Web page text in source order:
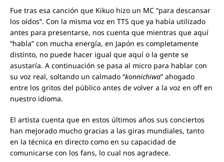
Fue tras esa canción que Kikuo hizo un MC “para descansar
los oídos”. Con la misma voz en TTS que ya había utilizado
antes para presentarse, nos cuenta que mientras que aquí
“habla” con mucha energía, en Japón es completamente
distinto, no puede hacer igual que aquí o la gente se
asustaría. A continuación se pasa al micro para hablar con
su voz real, soltando un calmado “konnichiwa” ahogado
entre los gritos del público antes de volver a la voz en off en
nuestro idioma.
El artista cuenta que en estos últimos años sus conciertos
han mejorado mucho gracias a las giras mundiales, tanto
en la técnica en directo como en su capacidad de
comunicarse con los fans, lo cual nos agradece.